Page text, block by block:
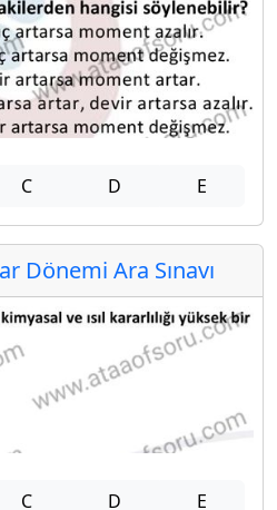
C D E
Dönemi Ara Sınavı
C D E